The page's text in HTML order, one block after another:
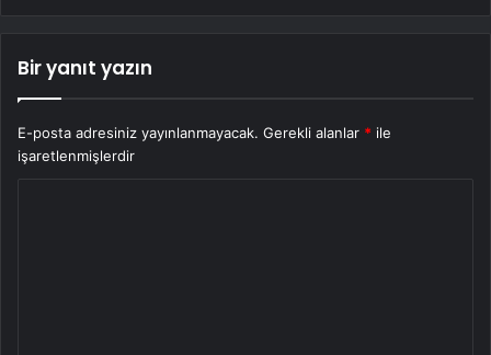
Bir yanıt yazın
E-posta adresiniz yayınlanmayacak. Gerekli alanlar * ile
işaretlenmişlerdir